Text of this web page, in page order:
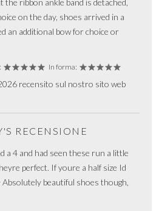
ribbon ankle band is detached,
on the day, shoes arrived in a
an additional bow for choice or
In forma:
recensito sul nostro sito web
RECENSIONE
a 4 and had seen these run a little
perfect. If youre a half size Id
beautiful shoes though,